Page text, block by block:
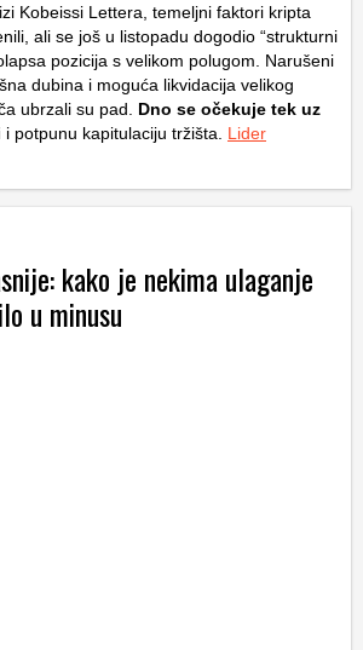
Kobeissi Lettera, temeljni faktori kripta
ali se još u listopadu dogodio “strukturni
pozicija s velikom polugom. Narušeni
dubina i moguća likvidacija velikog
ubrzali su pad. Dno se očekuje tek uz
i potpunu kapitulaciju tržišta. Lider
kako je nekima ulaganje
u minusu